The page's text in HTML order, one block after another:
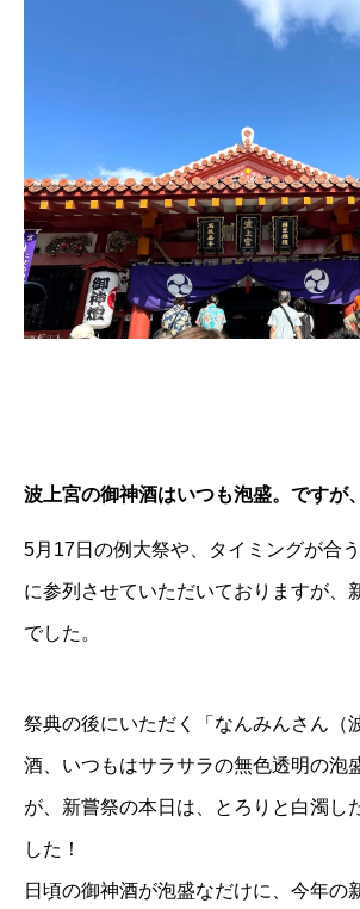
波上宮の御神酒はいつも泡盛。ですが
5月17日の例大祭や、タイミングが合
に参列させていただいておりますが、
でした。
祭典の後にいただく「なんみんさん（
酒、いつもはサラサラの無色透明の泡
が、新嘗祭の本日は、とろりと白濁し
した！
日頃の御神酒が泡盛なだけに、今年の